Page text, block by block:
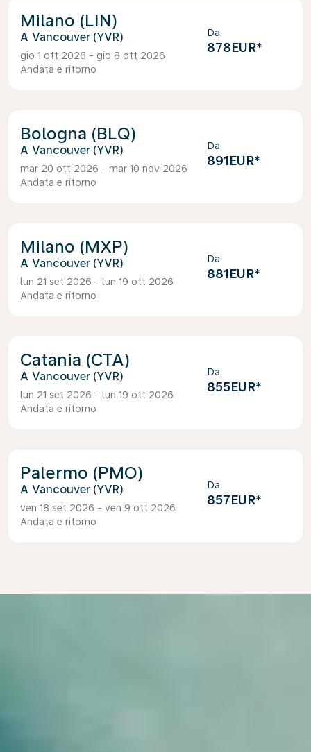
Milano (LIN)
Vancouver (YVR)
gio 1 ott 2026 - gio 8 ott 2026
Andata e ritorno
Da
878EUR*
Bologna (BLQ)
Vancouver (YVR)
mar 20 ott 2026 - mar 10 nov 2026
Andata e ritorno
Da
891EUR*
Milano (MXP)
Vancouver (YVR)
lun 21 set 2026 - lun 19 ott 2026
Andata e ritorno
Da
881EUR*
Catania (CTA)
Vancouver (YVR)
lun 21 set 2026 - lun 19 ott 2026
Andata e ritorno
Da
855EUR*
Palermo (PMO)
Vancouver (YVR)
ven 18 set 2026 - ven 9 ott 2026
Andata e ritorno
Da
857EUR*